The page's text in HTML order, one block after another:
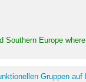
Europe
Gruppen